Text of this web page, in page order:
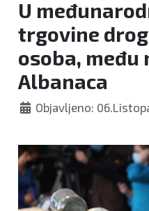
U
trgovine
osoba, među
Albanaca
Objavljeno: